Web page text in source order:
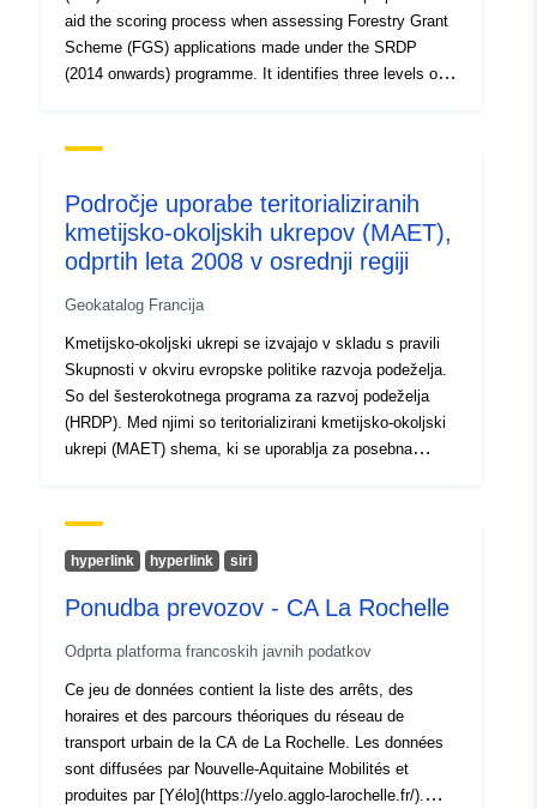
aid the scoring process when assessing Forestry Grant
Scheme (FGS) applications made under the SRDP
(2014 onwards) programme. It identifies three levels of
secondary zones that are within a 'least-cost distance' of
dispersal abilities of generic woodland species across
surrounding land which is not source native woodland.
Področje uporabe teritorializiranih
kmetijsko-okoljskih ukrepov (MAET),
odprtih leta 2008 v osrednji regiji
Geokatalog Francija
Kmetijsko-okoljski ukrepi se izvajajo v skladu s pravili
Skupnosti v okviru evropske politike razvoja podeželja.
So del šesterokotnega programa za razvoj podeželja
(HRDP). Med njimi so teritorializirani kmetijsko-okoljski
ukrepi (MAET) shema, ki se uporablja za posebna
opredeljena v okvirni direktivi o vodah). V obodih teh
ozemelj so opisana področja upravljanja elementov
hyperlink hyperlink siri
Ponudba prevozov - CA La Rochelle
Odprta platforma francoskih javnih podatkov
Ce jeu de données contient la liste des arrêts, des
horaires et des parcours théoriques du réseau de
transport urbain de la CA de La Rochelle. Les données
sont diffusées par Nouvelle-Aquitaine Mobilités et
produites par [Yélo](https://yelo.agglo-larochelle.fr/).